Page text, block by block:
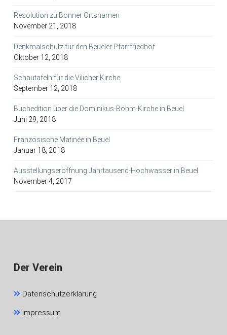
Resolution zu Bonner Ortsnamen
November 21, 2018
Denkmalschutz für den Beueler Pfarrfriedhof
Oktober 12, 2018
Schautafeln für die Vilicher Kirche
September 12, 2018
Buchedition über die Dominikus-Böhm-Kirche in Beuel
Juni 29, 2018
Französische Matinée in Beuel
Januar 18, 2018
Ausstellungseröffnung Jahrtausend-Hochwasser in Beuel
November 4, 2017
Der Verein
Datenschutzerklärung
Impressum